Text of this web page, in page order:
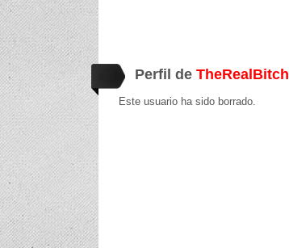
Perfil de TheRealBitch
Este usuario ha sido borrado.